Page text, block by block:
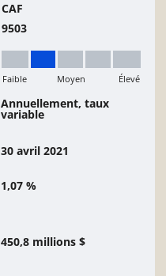
CAF
9503
Faible à moyen
Faible Moyen Élevé
Annuellement, taux
variable
30 avril 2021
1,07 %
450,8 millions $